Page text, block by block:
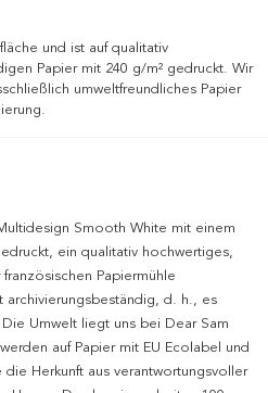
und ist auf qualitativ
Papier mit 240 g/m² gedruckt. Wir
umweltfreundliches Papier
Smooth White mit einem
ein qualitativ hochwertiges,
Papiermühle
archivierungsbeständig, d. h., es
Umwelt liegt uns bei Dear Sam
auf Papier mit EU Ecolabel und
Herkunft aus verantwortungsvoller